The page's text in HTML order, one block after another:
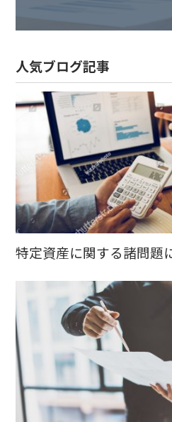
人気ブログ記事
特定資産に関する諸問題